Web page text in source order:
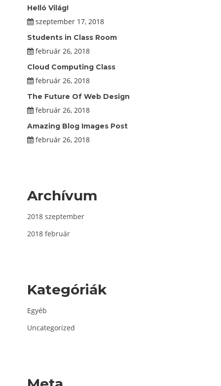
Helló Világ!
szeptember 17, 2018
Students in Class Room
február 26, 2018
Cloud Computing Class
február 26, 2018
The Future Of Web Design
február 26, 2018
Amazing Blog Images Post
február 26, 2018
Archívum
2018 szeptember
2018 február
Kategóriák
Egyéb
Uncategorized